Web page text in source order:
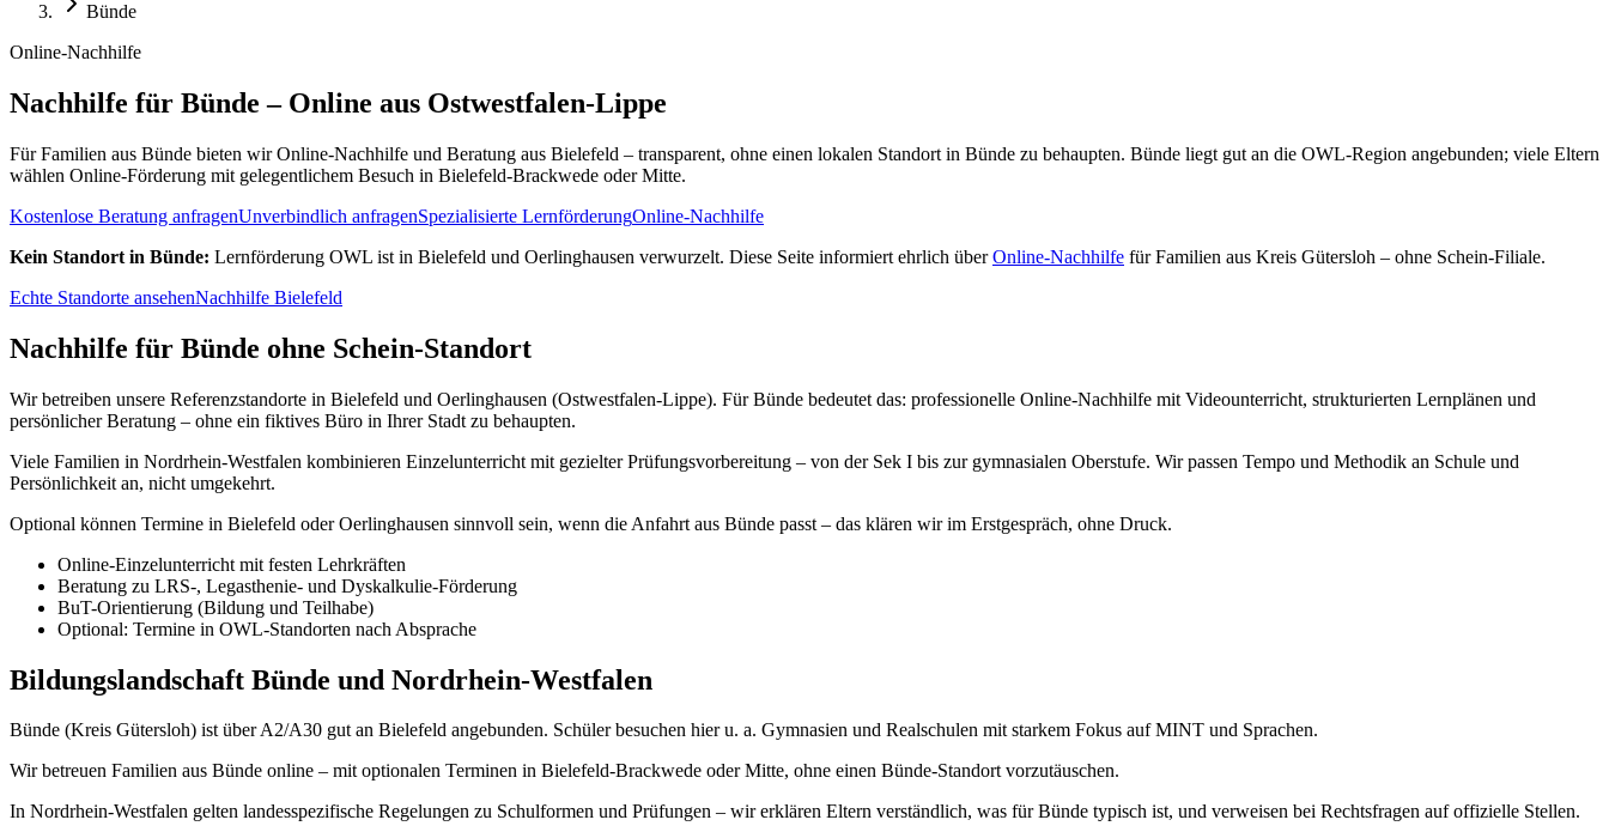
Bünde
Online-Nachhilfe
Nachhilfe für Bünde – Online aus Ostwestfalen-Lippe
Für Familien aus Bünde bieten wir Online-Nachhilfe und Beratung aus Bielefeld – transparent, ohne einen lokalen Standort in Bünde zu behaupten. Bünde liegt gut an die OWL-Region angebunden; viele Eltern
wählen Online-Förderung mit gelegentlichem Besuch in Bielefeld-Brackwede oder Mitte.
Kostenlose Beratung anfragenUnverbindlich anfragenSpezialisierte LernförderungOnline-Nachhilfe
Kein Standort in Bünde: Lernförderung OWL ist in Bielefeld und Oerlinghausen verwurzelt. Diese Seite informiert ehrlich über Online-Nachhilfe für Familien aus Kreis Gütersloh – ohne Schein-Filiale.
Echte Standorte ansehenNachhilfe Bielefeld
Nachhilfe für Bünde ohne Schein-Standort
Wir betreiben unsere Referenzstandorte in Bielefeld und Oerlinghausen (Ostwestfalen-Lippe). Für Bünde bedeutet das: professionelle Online-Nachhilfe mit Videounterricht, strukturierten Lernplänen und
persönlicher Beratung – ohne ein fiktives Büro in Ihrer Stadt zu behaupten.
Viele Familien in Nordrhein-Westfalen kombinieren Einzelunterricht mit gezielter Prüfungsvorbereitung – von der Sek I bis zur gymnasialen Oberstufe. Wir passen Tempo und Methodik an Schule und
Persönlichkeit an, nicht umgekehrt.
Optional können Termine in Bielefeld oder Oerlinghausen sinnvoll sein, wenn die Anfahrt aus Bünde passt – das klären wir im Erstgespräch, ohne Druck.
Online-Einzelunterricht mit festen Lehrkräften
Beratung zu LRS-, Legasthenie- und Dyskalkulie-Förderung
BuT-Orientierung (Bildung und Teilhabe)
Optional: Termine in OWL-Standorten nach Absprache
Bildungslandschaft Bünde und Nordrhein-Westfalen
Bünde (Kreis Gütersloh) ist über A2/A30 gut an Bielefeld angebunden. Schüler besuchen hier u. a. Gymnasien und Realschulen mit starkem Fokus auf MINT und Sprachen.
Wir betreuen Familien aus Bünde online – mit optionalen Terminen in Bielefeld-Brackwede oder Mitte, ohne einen Bünde-Standort vorzutäuschen.
In Nordrhein-Westfalen gelten landesspezifische Regelungen zu Schulformen und Prüfungen – wir erklären Eltern verständlich, was für Bünde typisch ist, und verweisen bei Rechtsfragen auf offizielle Stellen.